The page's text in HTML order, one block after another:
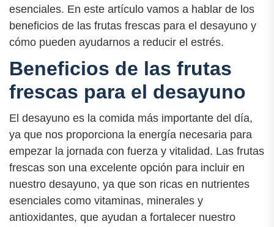
esenciales. En este artículo vamos a hablar de los
beneficios de las frutas frescas para el desayuno y
cómo pueden ayudarnos a reducir el estrés.
Beneficios de las frutas
frescas para el desayuno
El desayuno es la comida más importante del día,
ya que nos proporciona la energía necesaria para
empezar la jornada con fuerza y vitalidad. Las frutas
frescas son una excelente opción para incluir en
nuestro desayuno, ya que son ricas en nutrientes
esenciales como vitaminas, minerales y
antioxidantes, que ayudan a fortalecer nuestro